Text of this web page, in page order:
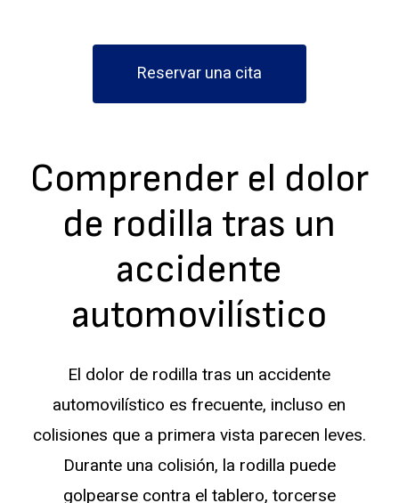
Reservar una cita
Comprender el dolor
de rodilla tras un
accidente
automovilístico
El dolor de rodilla tras un accidente
automovilístico es frecuente, incluso en
colisiones que a primera vista parecen leves.
Durante una colisión, la rodilla puede
golpearse contra el tablero, torcerse